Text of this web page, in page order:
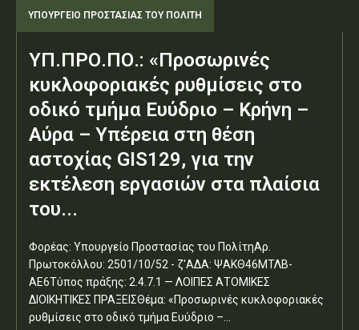
ΥΠΟΥΡΓΕΊΟ ΠΡΟΣΤΑΣΊΑΣ ΤΟΥ ΠΟΛΊΤΗ
ΥΠ.ΠΡΟ.ΠΟ.: «Προσωρινές
κυκλοφοριακές ρυθμίσεις στο
οδικό τμήμα Ευύδριο – Κρήνη –
Αύρα – Υπέρεια στη θέση
αστοχίας GIS129, για την
εκτέλεση εργασιών στα πλαίσια
του...
Φορέας: Υπουργείο Προστασίας του ΠολίτηΑρ.
Πρωτοκόλλου: 2501/10/52 - ζ'ΑΔΑ: ΨΑΚΘ46ΜΤΛΒ-
ΑΕ6Τύπος πράξης: 2.4.7.1 — ΛΟΙΠΕΣ ΑΤΟΜΙΚΕΣ
ΔΙΟΙΚΗΤΙΚΕΣ ΠΡΑΞΕΙΣΘέμα: «Προσωρινές κυκλοφοριακές
ρυθμίσεις στο οδικό τμήμα Ευύδριο –...